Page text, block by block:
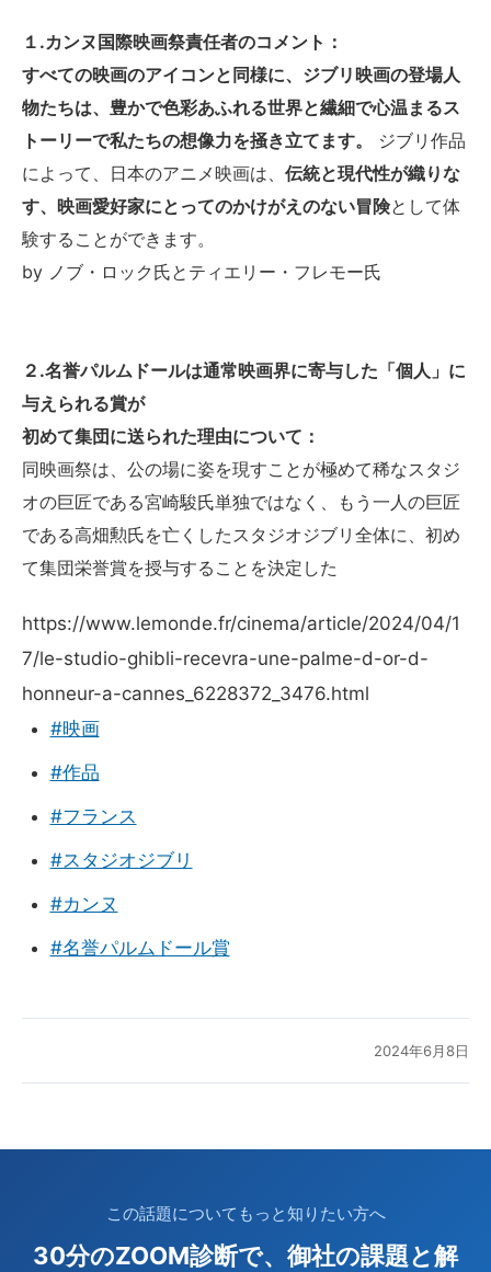
１.カンヌ国際映画祭責任者のコメント：
すべての映画のアイコンと同様に、ジブリ映画の登場人
物たちは、豊かで色彩あふれる世界と繊細で心温まるス
トーリーで私たちの想像力を掻き立てます。
ジブリ作品
によって、日本のアニメ映画は、 伝統と現代性が織りな
す、映画愛好家にとってのかけがえのない冒険として体
験することができます。
by ノブ・ロック氏とティエリー・フレモー氏
２.名誉パルムドールは通常映画界に寄与した「個人」に
与えられる賞が
初めて集団に送られた理由について：
同映画祭は、公の場に姿を現すことが極めて稀なスタジ
オの巨匠である宮崎駿氏単独ではなく、もう一人の巨匠
である高畑勲氏を亡くしたスタジオジブリ全体に、初め
て集団栄誉賞を授与することを決定した
https://www.lemonde.fr/cinema/article/2024/04/1
7/le-studio-ghibli-recevra-une-palme-d-or-d-
honneur-a-cannes_6228372_3476.html
#映画
#作品
#フランス
#スタジオジブリ
#カンヌ
#名誉パルムドール賞
2024年6月8日
この話題についてもっと知りたい方へ
30分のZOOM診断で、御社の課題と解